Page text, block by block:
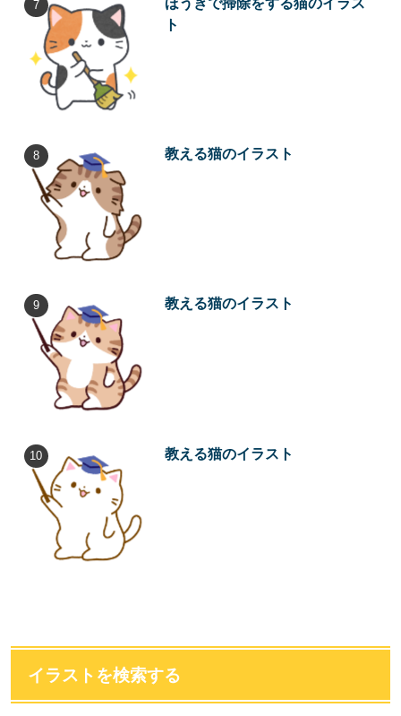
ト
教える猫のイラスト
教える猫のイラスト
教える猫のイラスト
イラストを検索する